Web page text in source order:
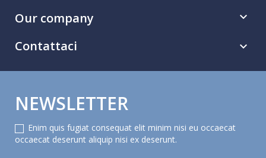
Our company 
Contattaci 
NEWSLETTER
Enim quis fugiat consequat elit minim nisi eu occaecat
occaecat deserunt aliquip nisi ex deserunt.